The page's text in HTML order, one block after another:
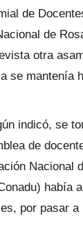
de
de
otra
se mantenía
indicó, se
de
Nacional
había
por pasar